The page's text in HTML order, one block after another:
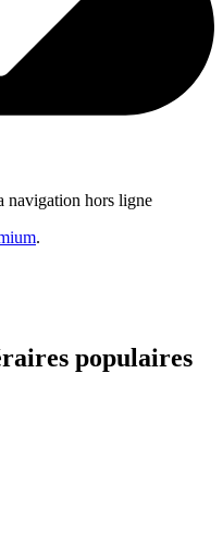
navigation hors ligne
.
populaires